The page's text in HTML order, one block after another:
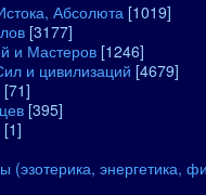
Абсолюта [1019]
[3177]
и Мастеров [1246]
и цивилизаций [4679]
[71]
[395]
[1]
(эзотерика, энергетика,